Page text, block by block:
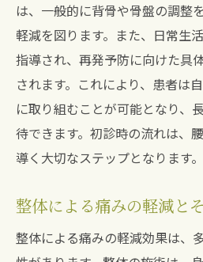
プロが推奨する腰痛
整体とエクササイズの
腰痛専門家のアドバ
整体を利用した長期
専門家による個々に合
腰痛改善に最適な整体
要なポイントとは
整体院を選ぶ際の重
口コミを活用した整
は、一般的に背骨や骨盤の調整
軽減を図ります。また、日常生
指導され、再発予防に向けた具
されます。これにより、患者は
に取り組むことが可能となり、
待できます。初診時の流れは、
導く大切なステップとなります。
整体による痛みの軽減と
整体による痛みの軽減効果は、